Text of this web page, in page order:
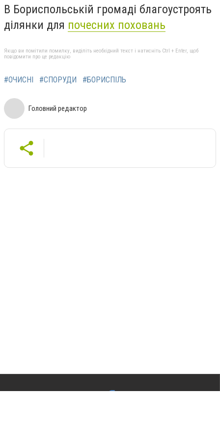
В Бориспольській громаді благоустроять
ділянки для почесних поховань
Якщо ви помітили помилку, виділіть необхідний текст і натисніть Ctrl + Enter, щоб
повідомити про це редакцію
#ОЧИСНІ #СПОРУДИ #БОРИСПІЛЬ
Головний редактор